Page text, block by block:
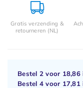
Gratis verzending &
retourneren (NL)
Bestel 2 voor 18,86
Bestel 4 voor 17,81